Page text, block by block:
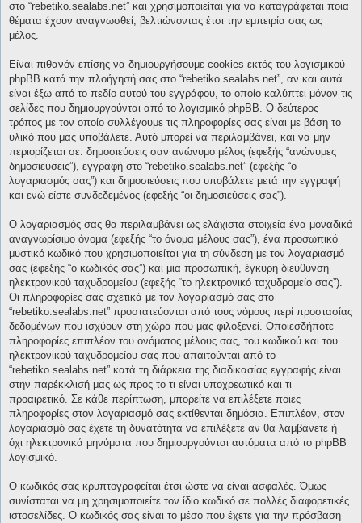
στο “rebetiko.sealabs.net” και χρησιμοποιείται για να καταγράφεται ποια
θέματα έχουν αναγνωσθεί, βελτιώνοντας έτσι την εμπειρία σας ως
μέλος.
Είναι πιθανόν επίσης να δημιουργήσουμε cookies εκτός του λογισμικού
phpBB κατά την πλοήγησή σας στο “rebetiko.sealabs.net”, αν και αυτά
είναι έξω από το πεδίο αυτού του εγγράφου, το οποίο καλύπτει μόνον τις
σελίδες που δημιουργούνται από το λογισμικό phpBB. Ο δεύτερος
τρόπος με τον οποίο συλλέγουμε τις πληροφορίες σας είναι με βάση το
υλικό που μας υποβάλετε. Αυτό μπορεί να περιλαμβάνει, και να μην
περιορίζεται σε: δημοσιεύσεις σαν ανώνυμο μέλος (εφεξής “ανώνυμες
δημοσιεύσεις”), εγγραφή στο “rebetiko.sealabs.net” (εφεξής “ο
λογαριασμός σας”) και δημοσιεύσεις που υποβάλετε μετά την εγγραφή
και ενώ είστε συνδεδεμένος (εφεξής “οι δημοσιεύσεις σας”).
Ο λογαριασμός σας θα περιλαμβάνει ως ελάχιστα στοιχεία ένα μοναδικά
αναγνωρίσιμο όνομα (εφεξής “το όνομα μέλους σας”), ένα προσωπικό
μυστικό κωδικό που χρησιμοποιείται για τη σύνδεση με τον λογαριασμό
σας (εφεξής “ο κωδικός σας”) και μια προσωπική, έγκυρη διεύθυνση
ηλεκτρονικού ταχυδρομείου (εφεξής “το ηλεκτρονικό ταχυδρομείο σας”).
Οι πληροφορίες σας σχετικά με τον λογαριασμό σας στο
“rebetiko.sealabs.net” προστατεύονται από τους νόμους περί προστασίας
δεδομένων που ισχύουν στη χώρα που μας φιλοξενεί. Οποιεσδήποτε
πληροφορίες επιπλέον του ονόματος μέλους σας, του κωδικού και του
ηλεκτρονικού ταχυδρομείου σας που απαιτούνται από το
“rebetiko.sealabs.net” κατά τη διάρκεια της διαδικασίας εγγραφής είναι
στην παρέκκλισή μας ως προς το τι είναι υποχρεωτικό και τι
προαιρετικό. Σε κάθε περίπτωση, μπορείτε να επιλέξετε ποιες
πληροφορίες στον λογαριασμό σας εκτίθενται δημόσια. Επιπλέον, στον
λογαριασμό σας έχετε τη δυνατότητα να επιλέξετε αν θα λαμβάνετε ή
όχι ηλεκτρονικά μηνύματα που δημιουργούνται αυτόματα από το phpBB
λογισμικό.
Ο κωδικός σας κρυπτογραφείται έτσι ώστε να είναι ασφαλές. Όμως
συνίσταται να μη χρησιμοποιείτε τον ίδιο κωδικό σε πολλές διαφορετικές
ιστοσελίδες. Ο κωδικός σας είναι το μέσο που έχετε για την πρόσβαση